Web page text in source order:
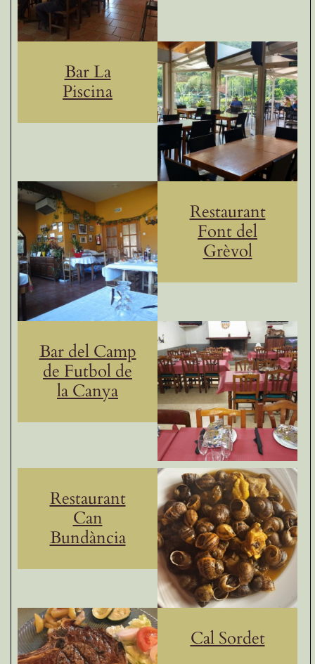
Bar La
Piscina
Restaurant
Font del
Grèvol
Bar del Camp
de Futbol de
la Canya
Restaurant
Can
Bundància
Cal Sordet